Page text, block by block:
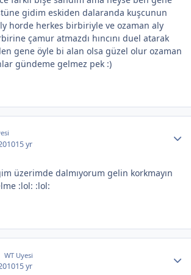
gidim eskiden dalaranda kuşcunun
horde herkes birbiriyle ve ozaman aly
çamur atmazdı hıncını duel atarak
gene öyle bi alan olsa güzel olur ozaman
gündeme gelmez pek :)
15 yr
üzerimde dalmıyorum gelin korkmayın
:lol: :lol:
WT Uyesi
15 yr